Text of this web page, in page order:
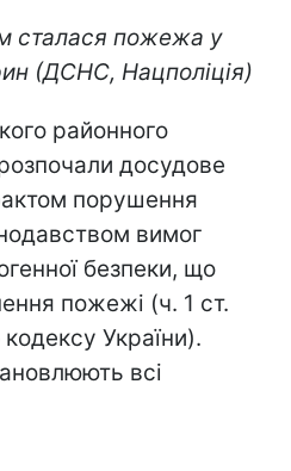
сталася пожежа у
(ДСНС, Нацполіція)
районного
досудове
порушення
вимог
безпеки, що
пожежі (ч. 1 ст.
України).
всі